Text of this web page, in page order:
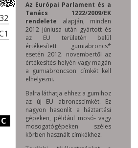
C
Az Európai Parlament és a
Tanács 1222/2009/EK
rendelete alapján, minden
2012 júniusa után gyártott és
az EU területén belül
értékesített gumiabroncs*
esetén 2012. novembertől az
értékesítés helyén vagy magán
a gumiabroncson címkét kell
elhelyezni.
Balra láthatja ehhez a gumihoz
az új EU abroncscímkét. Ez
nagyon hasonlít a háztartási
gépeken, például mosó- vagy
mosogatógépeken széles
körben használt címkékhez.